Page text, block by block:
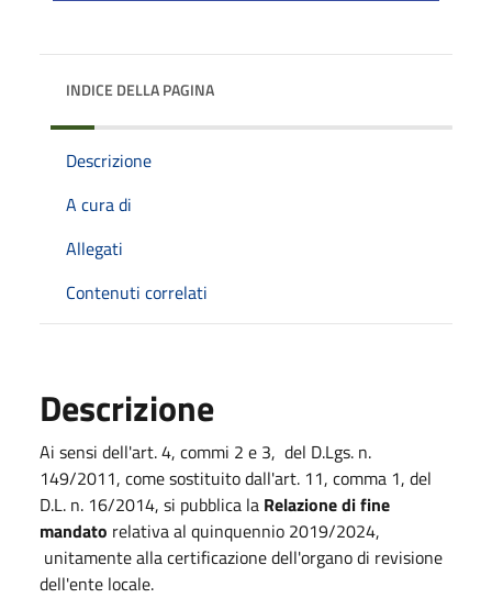
INDICE DELLA PAGINA
Descrizione
A cura di
Allegati
Contenuti correlati
Descrizione
Ai sensi dell'art. 4, commi 2 e 3, del D.Lgs. n.
149/2011, come sostituito dall'art. 11, comma 1, del
D.L. n. 16/2014, si pubblica la Relazione di fine
mandato relativa al quinquennio 2019/2024,
unitamente alla certificazione dell'organo di revisione
dell'ente locale.